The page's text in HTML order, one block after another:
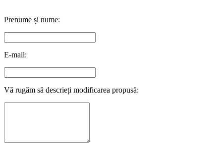
Prenume și nume:
E-mail:
Vă rugăm să descrieți modificarea propusă: